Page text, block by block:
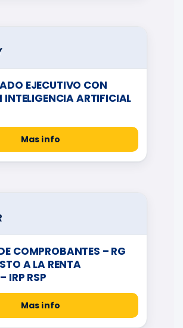
EJECUTIVO CON
INTELIGENCIA ARTIFICIAL
Mas info
COMPROBANTES – RG
A LA RENTA
IRP RSP
Mas info